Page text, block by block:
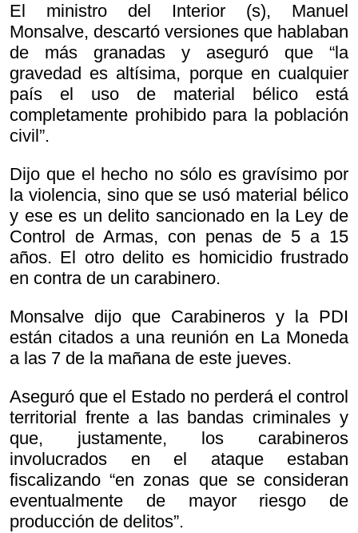
El ministro del Interior (s), Manuel
Monsalve, descartó versiones que hablaban
de más granadas y aseguró que “la
gravedad es altísima, porque en cualquier
país el uso de material bélico está
completamente prohibido para la población
civil”.
Dijo que el hecho no sólo es gravísimo por
la violencia, sino que se usó material bélico
y ese es un delito sancionado en la Ley de
Control de Armas, con penas de 5 a 15
años. El otro delito es homicidio frustrado
en contra de un carabinero.
Monsalve dijo que Carabineros y la PDI
están citados a una reunión en La Moneda
a las 7 de la mañana de este jueves.
Aseguró que el Estado no perderá el control
territorial frente a las bandas criminales y
que, justamente, los carabineros
involucrados en el ataque estaban
fiscalizando “en zonas que se consideran
eventualmente de mayor riesgo de
producción de delitos”.